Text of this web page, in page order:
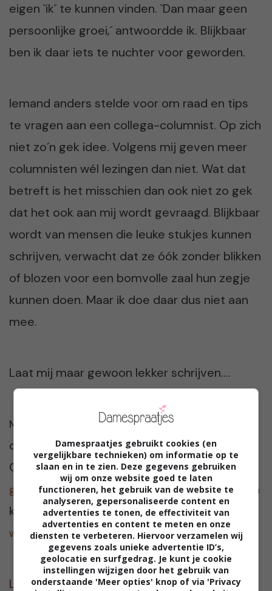
eigen `ik´ te kunnen vinden. `Dan maar geen
persoonlijke groei,´ antwoordde ik. Blijkbaar
ben ik daar iets te nuchter voor geworden.
Iemand anders stelde voor om raad en tips
te vragen aan een collega-columnist. Op zich
niet zo´n gek idee. Volgens mij geven meer
columnisten wél lezingen dan niet. Wat dat
betreft is het misschien dan ook niet zo gek
dat het ook aan mij wordt gevraagd. Blijkbaar
wordt van mensen die leuke stukjes kunnen
schrijven, verwacht dat ze óók zonder blikken
of blozen voor een bomvolle zaal hun zegje
kunnen doen. Maar ik doe daar dus niet aan
mee.
Laat mij maar gewoon lekker schrijven….
Mariska
ten Den is boerin en schrijft prachtige
columns over haar leven op de boerderij.
Onlangs is haar verhalenbundelPrins op de
groene trekkerverschenen. Meer over Mariska
kun je lezen op haar website:
www.mariskatenden.nl
Lees ook haar vorige columns op
Damespraatjes gebruikt cookies (en
vergelijkbare technieken) om informatie op te
slaan en in te zien. Deze gegevens gebruiken
wij om onze website goed te laten
functioneren, het gebruik van de website te
analyseren, gepersonaliseerde content en
advertenties te tonen, de effectiviteit van
advertenties en content te meten en onze
diensten te verbeteren. Hiervoor verzamelen wij
gegevens zoals unieke advertentie ID’s,
geolocatie en surfgedrag. Je kunt je cookie
instellingen wijzigen door het gebruik van
onderstaande 'Meer opties' knop of via 'Privacy